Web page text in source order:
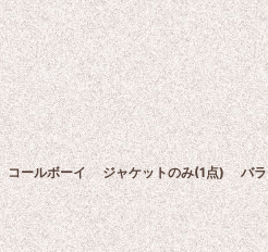
ールボーイ ジャケットのみ(1点) バラ